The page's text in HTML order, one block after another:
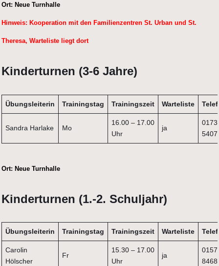
Ort: Neue Turnhalle
Hinweis: Kooperation mit den Familienzentren St. Urban und St.
Theresa, Warteliste liegt dort
Kinderturnen (3-6 Jahre)
Übungsleiterin Trainingstag Trainingszeit Warteliste
Sandra Harlake Mo
16.00 – 17.00
Uhr
ja
Ort: Neue Turnhalle
Kinderturnen (1.-2. Schuljahr)
Übungsleiterin Trainingstag Trainingszeit Warteliste
Carolin
Hölscher
Fr
15.30 – 17.00
Uhr
ja